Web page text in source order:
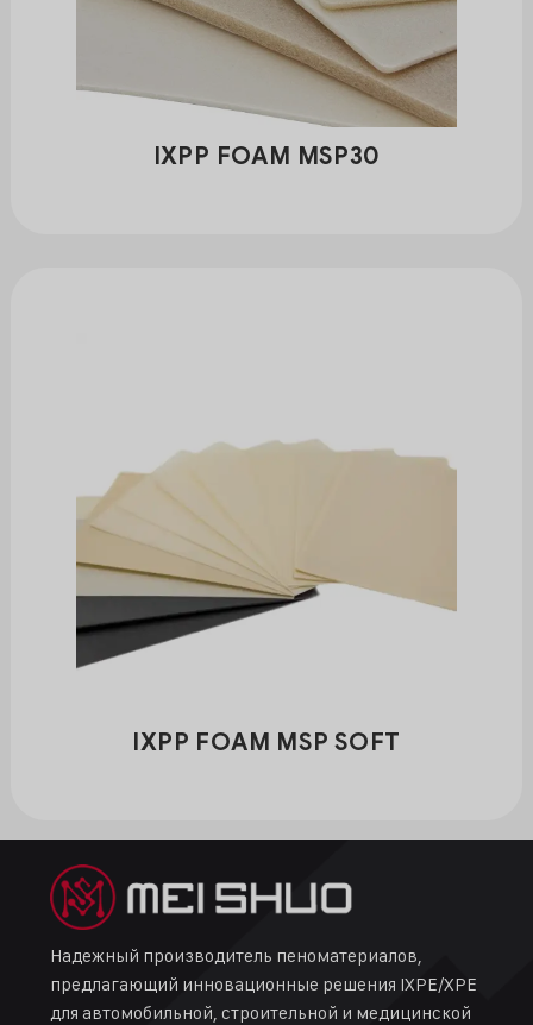
IXPP FOAM MSP30
IXPP FOAM MSP SOFT
Надежный производитель пеноматериалов,
предлагающий инновационные решения IXPE/XPE
для автомобильной, строительной и медицинской